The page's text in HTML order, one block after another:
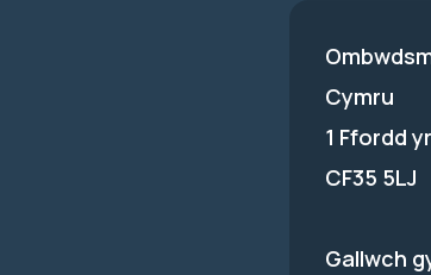
Cymru
1 Ffordd
CF35 5LJ
Gallwch